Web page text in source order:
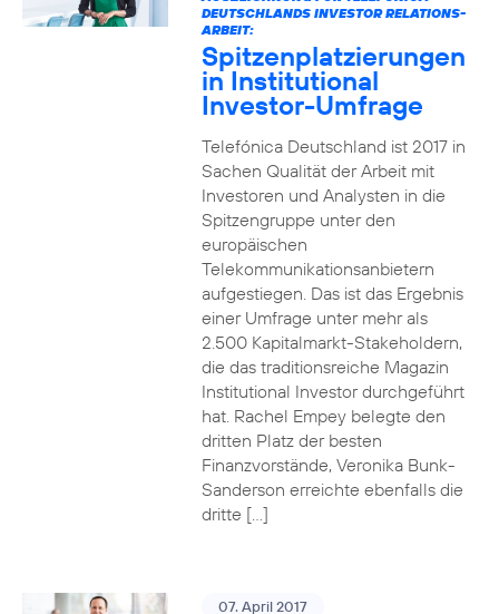
DEUTSCHLANDS INVESTOR RELATIONS-
ARBEIT:
Spitzenplatzierungen
in Institutional
Investor-Umfrage
Telefónica Deutschland ist 2017 in
Sachen Qualität der Arbeit mit
Investoren und Analysten in die
Spitzengruppe unter den
europäischen
Telekommunikationsanbietern
aufgestiegen. Das ist das Ergebnis
einer Umfrage unter mehr als
2.500 Kapitalmarkt-Stakeholdern,
die das traditionsreiche Magazin
Institutional Investor durchgeführt
hat. Rachel Empey belegte den
dritten Platz der besten
Finanzvorstände, Veronika Bunk-
Sanderson erreichte ebenfalls die
dritte […]
07. April 2017